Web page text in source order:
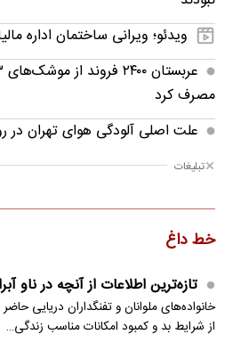
ویدئو؛ ویرانی ساختمان اداره
مصرف کرد
علت اصلی آلودگی هوای تهران در
تبلیغات
خط داغ
تازه‌ترین اطلاعات از آنچه در ناو
خانواده‌های ملوانان و تفنگداران دریایی حاضر
از شرایط بد و کمبود امکانات مناسب زندگی…